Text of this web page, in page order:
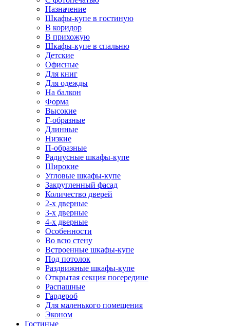
Назначение
Шкафы-купе в гостиную
В коридор
В прихожую
Шкафы-купе в спальню
Детские
Офисные
Для книг
Для одежды
На балкон
Форма
Высокие
Г-образные
Длинные
Низкие
П-образные
Радиусные шкафы-купе
Широкие
Угловые шкафы-купе
Закругленный фасад
Количество дверей
2-х дверные
3-х дверные
4-х дверные
Особенности
Во всю стену
Встроенные шкафы-купе
Под потолок
Раздвижные шкафы-купе
Открытая секция посередине
Распашные
Гардероб
Для маленького помещения
Эконом
Гостиные